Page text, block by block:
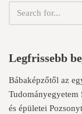
Legfrissebb
Bábaképzőtől az
és épületei